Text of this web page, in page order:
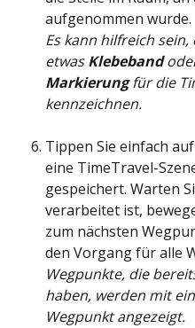
aufgenommen wurde.
Es kann hilfreich
etwas Klebeband
Markierung für die
kennzeichnen.
Tippen Sie einfach
eine TimeTravel-
gespeichert. Warten
verarbeitet ist,
zum nächsten
den Vorgang für alle
Wegpunkte, die
haben, werden mit
Wegpunkt angezeigt.